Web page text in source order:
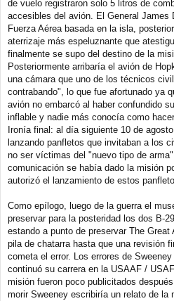
de vuelo registraron solo 5 litros de
accesibles del avión. El General James
Fuerza Aérea basada en la isla,
aterrizaje más espeluznante que
finalmente se supo del destino de la
Posteriormente arribaría el avión de
una cámara que uno de los técnicos
contrabando", lo que fue afortunado ya
avión no embarcó al haber confundido
inflable y nadie más conocía como
Ironía final: al día siguiente 10 de
lanzando panfletos que invitaban a los
no ser víctimas del "nuevo tipo de
comunicación se había dado la misión
autorizó el lanzamiento de estos
Como epílogo, luego de la guerra el
preservar para la posteridad los dos B-
estando a punto de preservar The
pila de chatarra hasta que una revisión
cometa el error. Los errores de
continuó su carrera en la USAAF /
misión fueron poco publicitados
morir Sweeney escribiría un relato de la